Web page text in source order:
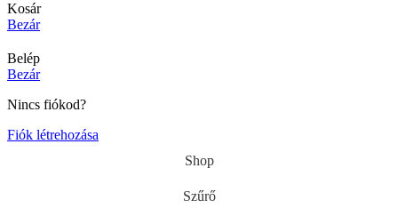
Kosár
Bezár
Belép
Bezár
Nincs fiókod?
Fiók létrehozása
Shop
Szűrő